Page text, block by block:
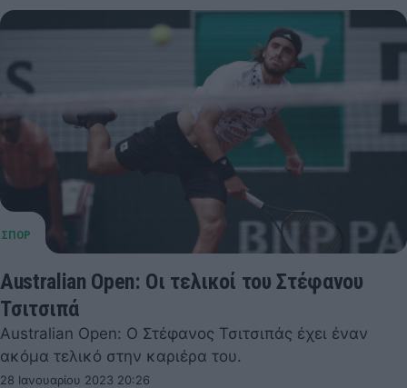
Australian Open: Οι τελικοί του Στέφανου
Τσιτσιπά
Australian Open: Ο Στέφανος Τσιτσιπάς έχει έναν
ακόμα τελικό στην καριέρα του.
28 Ιανουαρίου 2023 20:26